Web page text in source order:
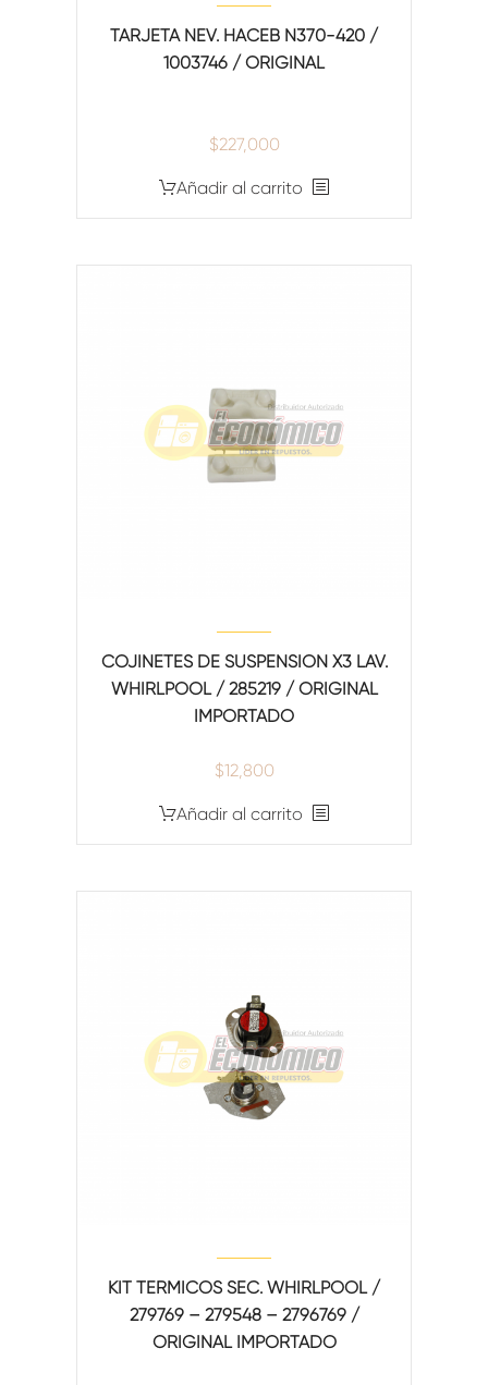
TARJETA NEV. HACEB N370-420 /
1003746 / ORIGINAL
$227,000
Añadir al carrito
COJINETES DE SUSPENSION X3 LAV.
WHIRLPOOL / 285219 / ORIGINAL
IMPORTADO
$12,800
Añadir al carrito
KIT TERMICOS SEC. WHIRLPOOL /
279769 – 279548 – 2796769 /
ORIGINAL IMPORTADO